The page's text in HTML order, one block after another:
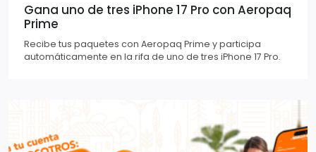
Gana uno de tres iPhone 17 Pro con Aeropaq
Prime
Recibe tus paquetes con Aeropaq Prime y participa
automáticamente en la rifa de uno de tres iPhone 17 Pro.